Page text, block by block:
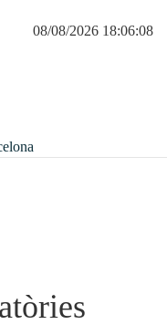
08/08/2026 18:06:08